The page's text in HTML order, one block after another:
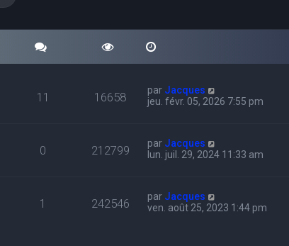
11 16658 par Jacques
jeu. févr. 05, 2026 7:55 pm
0 212799 par Jacques
lun. juil. 29, 2024 11:33 am
1 242546 par Jacques
ven. août 25, 2023 1:44 pm